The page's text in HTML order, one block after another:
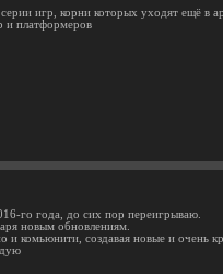
игр, корни которых уходят ещё в
и платформеров
го года, до сих пор переигрываю.
новым обновлениям.
и комьюнити, создавая новые и очень